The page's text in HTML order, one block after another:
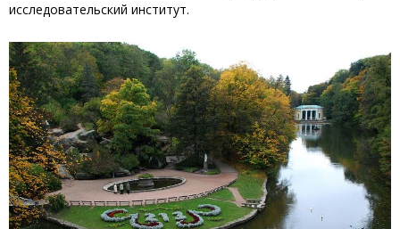
исследовательский институт.